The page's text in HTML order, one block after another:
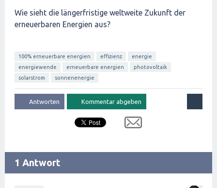
Wie sieht die längerfristige weltweite Zukunft der
erneuerbaren Energien aus?
100% erneuerbare energien effizienz
energie
energiewende
erneuerbare energien
photovoltaik
solarstrom
sonnenenergie
1 Antwort